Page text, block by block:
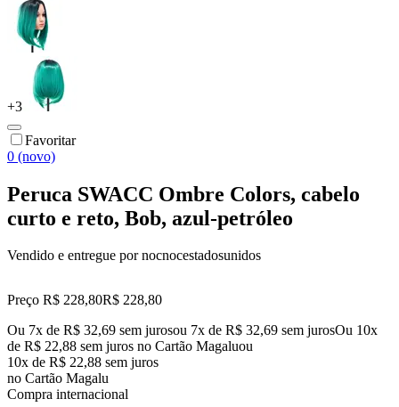
+3
Favoritar
0 (novo)
Peruca SWACC Ombre Colors, cabelo
curto e reto, Bob, azul-petróleo
Vendido e entregue por nocnocestadosunidos
Preço R$ 228,80R$ 228,80
Ou 7x de R$ 32,69 sem jurosou 7x de R$ 32,69 sem jurosOu 10x
de R$ 22,88 sem juros no Cartão Magaluou
10x de R$ 22,88 sem juros
no Cartão Magalu
Compra internacional